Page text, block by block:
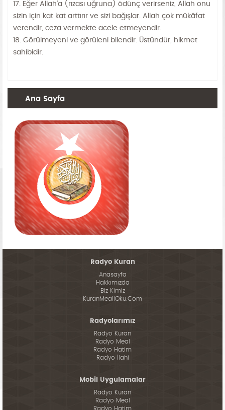
17. Eğer Allah'a (rızası uğruna) ödünç verirseniz, Allah onu
sizin için kat kat arttırır ve sizi bağışlar. Allah çok mükâfat
verendir, ceza vermekte acele etmeyendir.
18. Görülmeyeni ve görüleni bilendir. Üstündür, hikmet
sahibidir.
Ana Sayfa
Radyo Kuran
Anasayfa
Hakkımızda
Biz Kimiz
KuranMealiOku.Com
Radyolarımız
Radyo Kuran
Radyo Meal
Radyo Hatim
Radyo İlahi
Mobil Uygulamalar
Radyo Kuran
Radyo Meal
Radyo Hatim